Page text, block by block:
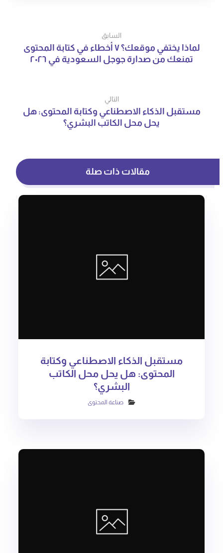
السابق
لماذا يختفي موقعك؟ ٧ أخطاء في كتابة المحتوى
تمنعك من صدارة جوجل السعودية في ٢٠٢٦
التالي
مستقبل الذكاء الاصطناعي وكتابة المحتوى: هل
يحل محل الكاتب البشري؟
مقالات ذات صلة
مستقبل الذكاء الاصطناعي وكتابة
المحتوى: هل يحل محل الكاتب
البشري؟
صناعة المحتوى